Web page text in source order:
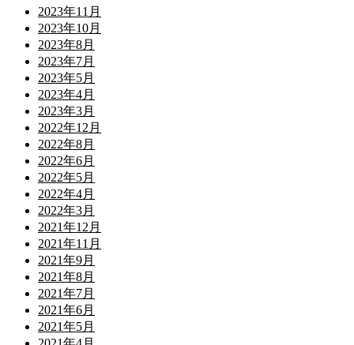
2023年11月
2023年10月
2023年8月
2023年7月
2023年5月
2023年4月
2023年3月
2022年12月
2022年8月
2022年6月
2022年5月
2022年4月
2022年3月
2021年12月
2021年11月
2021年9月
2021年8月
2021年7月
2021年6月
2021年5月